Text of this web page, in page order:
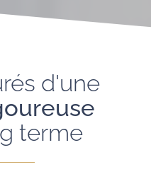
d'une
terme